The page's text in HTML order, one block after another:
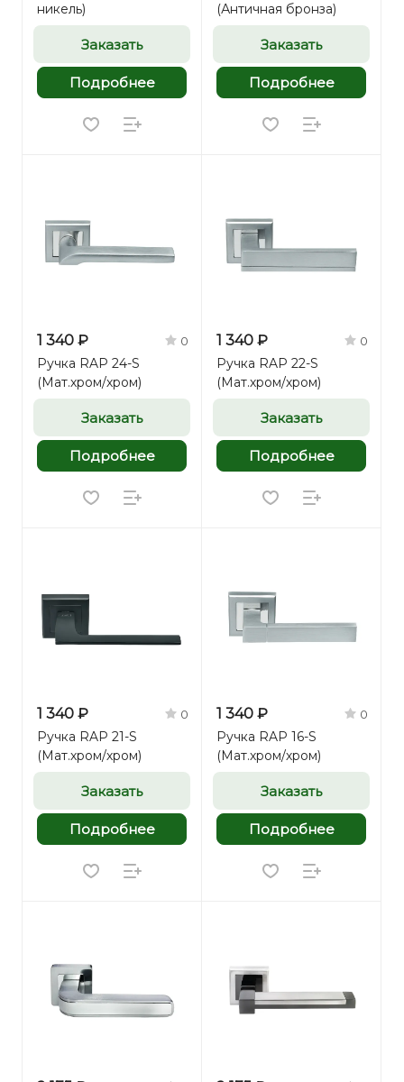
никель)
Заказать
Подробнее
(Античная бронза)
Заказать
Подробнее
1 340 ₽ 0
Ручка RAP 24-S
(Мат.хром/хром)
Заказать
Подробнее
1 340 ₽ 0
Ручка RAP 22-S
(Мат.хром/хром)
Заказать
Подробнее
1 340 ₽ 0
Ручка RAP 21-S
(Мат.хром/хром)
Заказать
Подробнее
1 340 ₽ 0
Ручка RAP 16-S
(Мат.хром/хром)
Заказать
Подробнее